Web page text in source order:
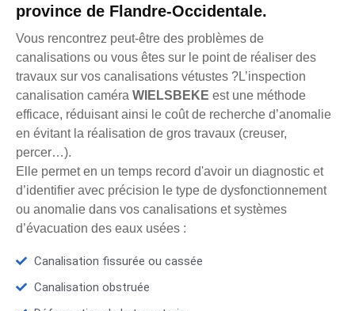
province de Flandre-Occidentale.
Vous rencontrez peut-être des problèmes de
canalisations ou vous êtes sur le point de réaliser des
travaux sur vos canalisations vétustes ?L’inspection
canalisation caméra WIELSBEKE est une méthode
efficace, réduisant ainsi le coût de recherche d’anomalie
en évitant la réalisation de gros travaux (creuser,
percer…).
Elle permet en un temps record d'avoir un diagnostic et
d’identifier avec précision le type de dysfonctionnement
ou anomalie dans vos canalisations et systèmes
d’évacuation des eaux usées :
Canalisation fissurée ou cassée
Canalisation obstruée